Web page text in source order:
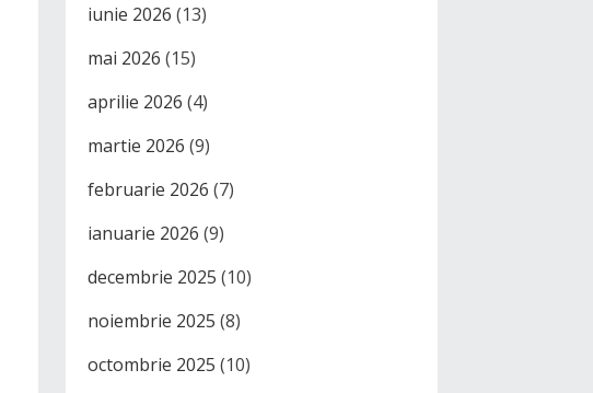
iunie 2026 (13)
mai 2026 (15)
aprilie 2026 (4)
martie 2026 (9)
februarie 2026 (7)
ianuarie 2026 (9)
decembrie 2025 (10)
noiembrie 2025 (8)
octombrie 2025 (10)